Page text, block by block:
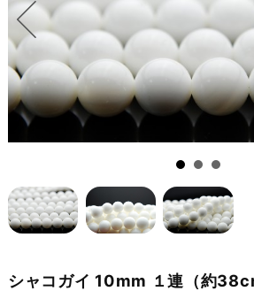
シャコガイ 10mm １連（約